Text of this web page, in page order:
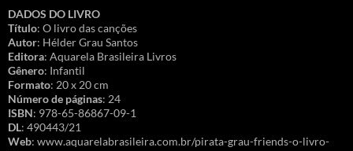
DADOS DO LIVRO
Título: O livro das canções
Autor: Hélder Grau Santos
Editora: Aquarela Brasileira Livros
Gênero: Infantil
Formato: 20 x 20 cm
Número de páginas: 24
ISBN: 978-65-86867-09-1
DL: 490443/21
Web: www.aquarelabrasileira.com.br/pirata-grau-friends-o-livro-